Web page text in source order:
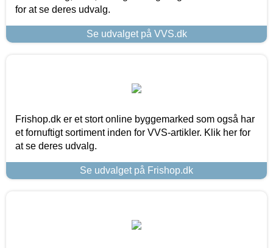
for at se deres udvalg.
Se udvalget på VVS.dk
Frishop.dk er et stort online byggemarked som også har
et fornuftigt sortiment inden for VVS-artikler. Klik her for
at se deres udvalg.
Se udvalget på Frishop.dk